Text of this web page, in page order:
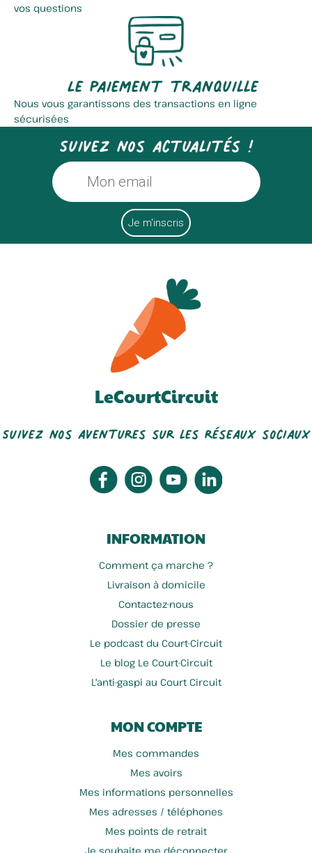
vos questions
Le paiement tranquille
Nous vous garantissons des transactions en ligne
sécurisées
Suivez nos actualités !
LeCourtCircuit
Suivez nos aventures sur les réseaux sociaux
INFORMATION
Comment ça marche ?
Livraison à domicile
Contactez-nous
Dossier de presse
Le podcast du Court-Circuit
Le blog Le Court-Circuit
L'anti-gaspi au Court Circuit
MON COMPTE
Mes commandes
Mes avoirs
Mes informations personnelles
Mes adresses / téléphones
Mes points de retrait
Je souhaite me déconnecter